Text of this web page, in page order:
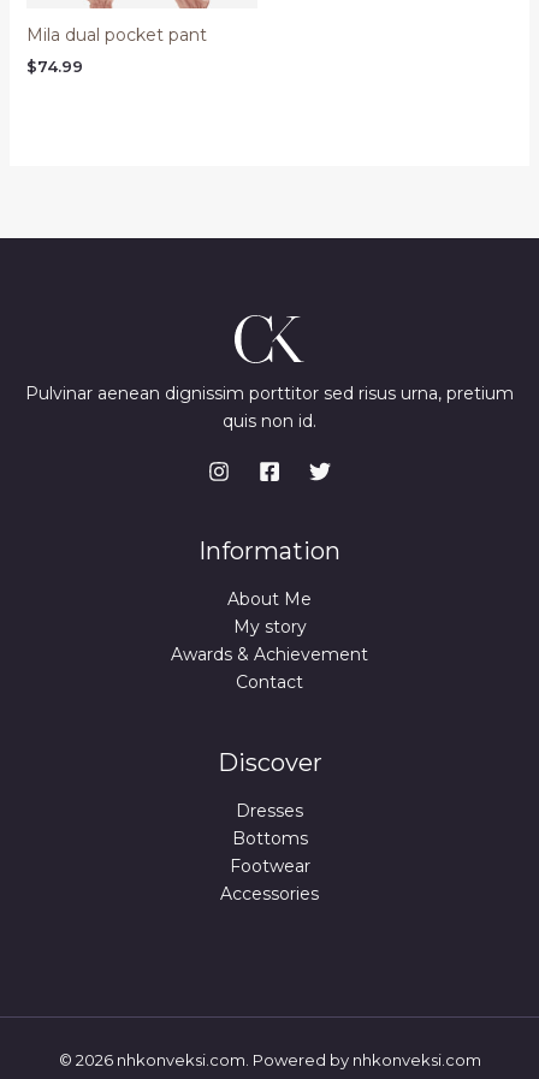
Mila dual pocket pant
$74.99
Pulvinar aenean dignissim porttitor sed risus urna, pretium
quis non id.
Information
About Me
My story
Awards & Achievement
Contact
Discover
Dresses
Bottoms
Footwear
Accessories
© 2026 nhkonveksi.com. Powered by nhkonveksi.com